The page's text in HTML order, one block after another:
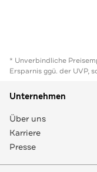
* Unverbindliche
Ersparnis ggü. der UVP,
Unternehmen
Über uns
Karriere
Presse